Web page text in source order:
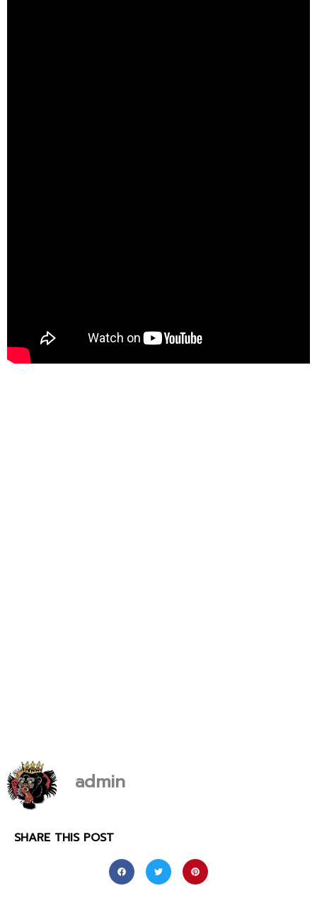
admin
SHARE THIS POST